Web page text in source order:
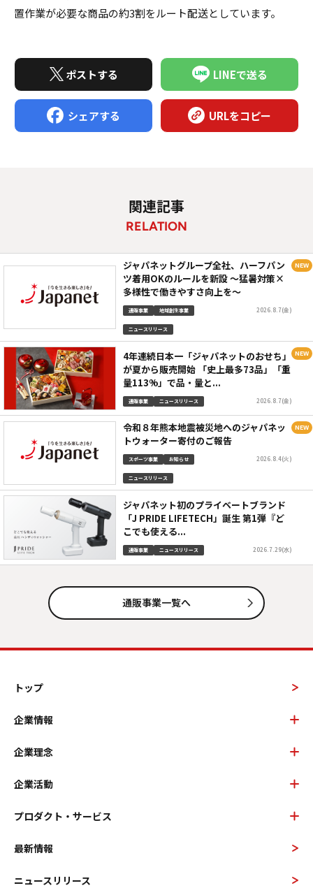
置作業が必要な商品の約3割をルート配送としています。
ポストする LINEで送る
シェアする URLをコピー
関連記事
RELATION
ジャパネットグループ全社、ハーフパン
ツ着用OKのルールを新設 ～猛暑対策×
多様性で働きやすさ向上を～
通販事業 地域創生事業
ニュースリリース
2026.8.7(金)
4年連続日本一「ジャパネットのおせち」
が夏から販売開始 「史上最多73品」「重
量113%」で品・量と...
通販事業 ニュースリリース 2026.8.7(金)
令和８年熊本地震被災地へのジャパネッ
トウォーター寄付のご報告
スポーツ事業 お知らせ
ニュースリリース
2026.8.4(火)
ジャパネット初のプライベートブランド
「J PRIDE LIFETECH」誕生 第1弾『ど
こでも使える...
通販事業 ニュースリリース 2026.7.29(水)
通販事業一覧へ
トップ
企業情報
企業理念
企業活動
プロダクト・サービス
最新情報
ニュースリリース